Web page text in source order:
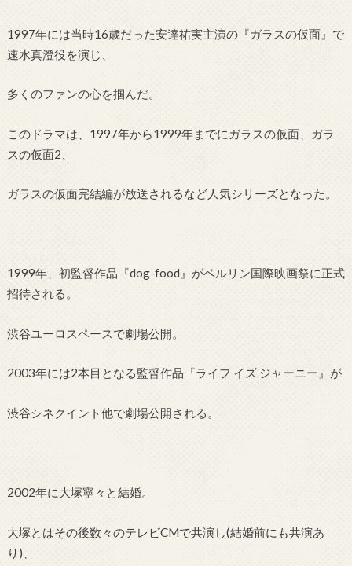
1997年には当時16歳だった安達祐実主演の『ガラスの仮面』で
速水真澄役を演じ、
多くのファンの心を掴んだ。
このドラマは、1997年から1999年までにガラスの仮面、ガラ
スの仮面2、
ガラスの仮面完結編が放送されるなど人気シリーズとなった。
1999年、初監督作品『dog-food』がベルリン国際映画祭に正式
招待される。
渋谷ユーロスペースで劇場公開。
2003年には2本目となる監督作品『ライフ イズ ジャーニー』が
渋谷シネクイント他で劇場公開される。
2002年に大塚寧々と結婚。
大塚とはその後数々のテレビCMで共演し(結婚前にも共演あ
り)、